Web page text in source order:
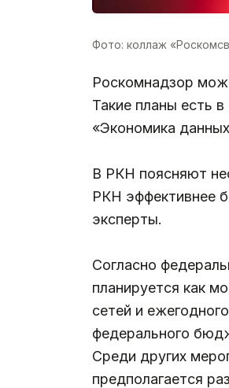
Фото: коллаж
Роскомнадзор
Такие планы есть
«Экономика
В РКН поясняют
РКН эффективнее
эксперты.
Согласно
планируется как
сетей и
федерального
Среди других
предполагается